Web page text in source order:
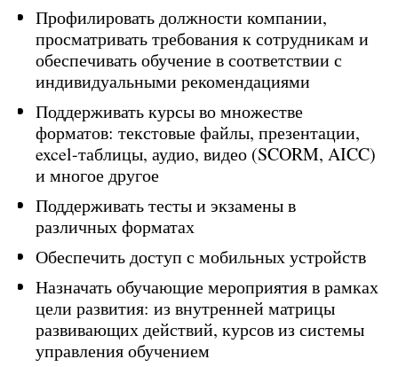
Профилировать должности компании,
просматривать требования к сотрудникам и
обеспечивать обучение в соответствии с
индивидуальными рекомендациями
Поддерживать курсы во множестве
форматов: текстовые файлы, презентации,
excel-таблицы, аудио, видео (SCORM, AICC)
и многое другое
Поддерживать тесты и экзамены в
различных форматах
Обеспечить доступ с мобильных устройств
Назначать обучающие мероприятия в рамках
цели развития: из внутренней матрицы
развивающих действий, курсов из системы
управления обучением